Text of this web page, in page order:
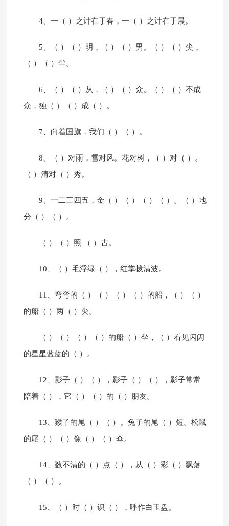
4、一（ ）之计在于春，一（ ）之计在于晨。
5、（ ）（ ）明，（ ）（ ）男。（ ）（ ）尖，
（ ）（ ）尘。
6、（ ）（ ）从，（ ）（ ）众。（ ）（ ）不成
众，独（ ）（ ）成（ ）。
7、向着国旗，我们（ ）（ ）。
8、（ ）对雨，雪对风。花对树，（ ）对（ ）。
（ ）清对（ ）秀。
9、一二三四五，金（ ）（ ）（ ）（ ）。（ ）地
分（ ）（ ）。
（ ）（ ）照 （ ）古。
10、（ ）毛浮绿（ ），红掌拨清波。
11、弯弯的（ ）（ ）（ ）（ ）的船，（ ）（ ）
的船（ ）两（ ）尖。
（ ）（ ）（ ）（ ）的船（ ）坐，（ ）看见闪闪
的星星蓝蓝的（ ）。
12、影子（ ）（ ），影子（ ）（ ），影子常常
陪着（ ），它（ ）（ ）的（ ）朋友。
13、猴子的尾（ ）（ ）。兔子的尾（ ）短。松鼠
的尾（ ）（ ）像（ ）（ ）伞。
14、数不清的（ ）点（ ），从（ ）彩（ ）飘落
（ ）（ ）。
15、（ ）时（ ）识（ ），呼作白玉盘。